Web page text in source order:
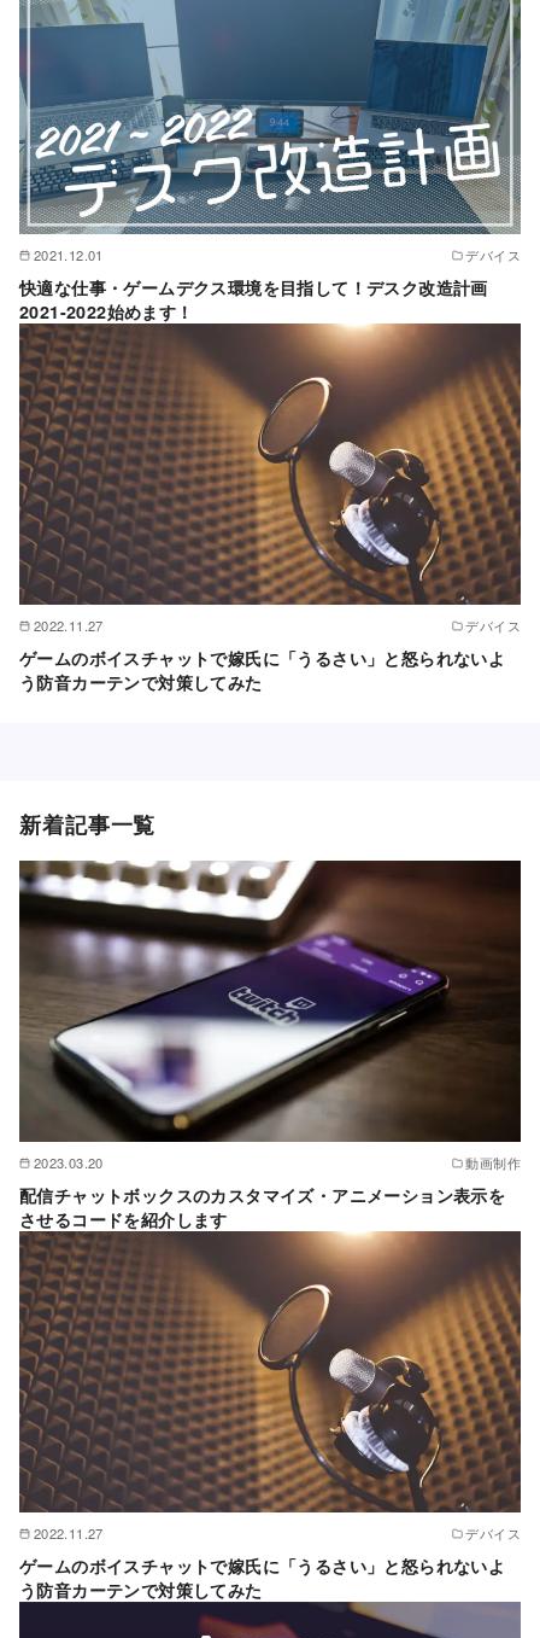
2021.12.01 デバイス
快適な仕事・ゲームデクス環境を目指して！デスク改造計画
2021-2022始めます！
2022.11.27 デバイス
ゲームのボイスチャットで嫁氏に「うるさい」と怒られないよ
う防音カーテンで対策してみた
新着記事一覧
2023.03.20 動画制作
配信チャットボックスのカスタマイズ・アニメーション表示を
させるコードを紹介します
2022.11.27 デバイス
ゲームのボイスチャットで嫁氏に「うるさい」と怒られないよ
う防音カーテンで対策してみた